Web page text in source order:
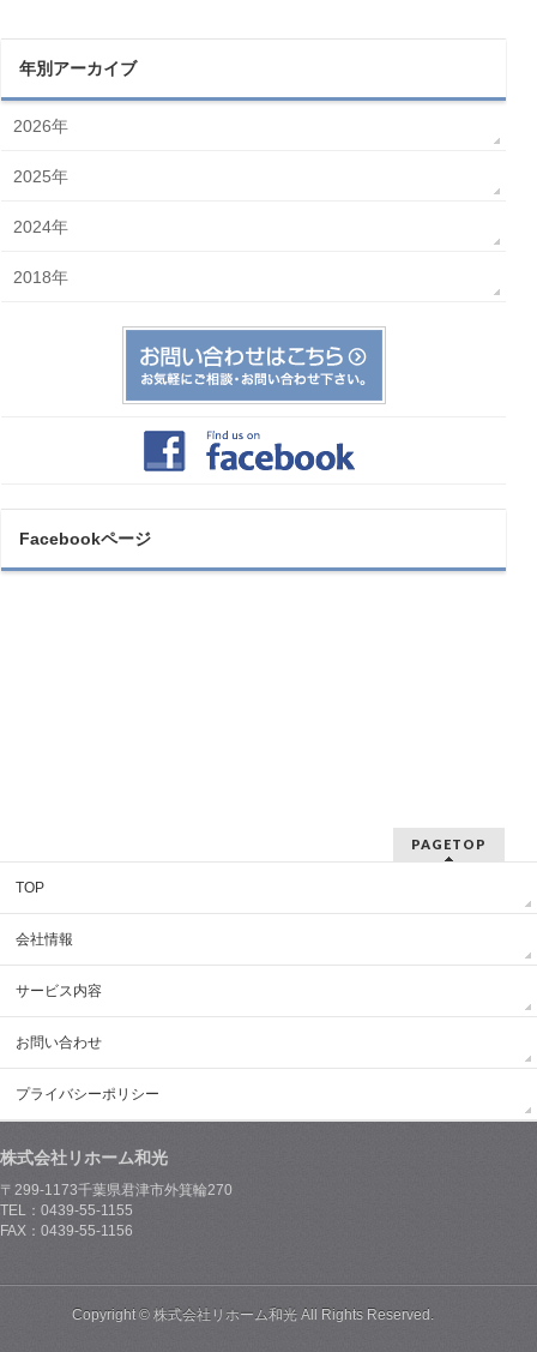
年別アーカイブ
2026年
2025年
2024年
2018年
Facebookページ
PAGETOP
TOP
会社情報
サービス内容
お問い合わせ
プライバシーポリシー
株式会社リホーム和光
〒299-1173千葉県君津市外箕輪270
TEL：0439-55-1155
FAX：0439-55-1156
Copyright © 株式会社リホーム和光 All Rights Reserved.